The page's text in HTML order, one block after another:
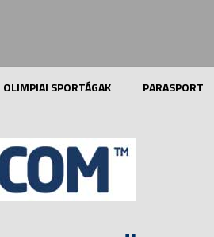
SPORTÁGAK PARASPORT